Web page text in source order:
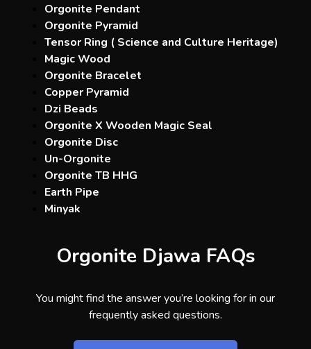
Orgonite Pendant
Orgonite Pyramid
Tensor Ring ( Science and Culture Heritage)
Magic Wood
Orgonite Bracelet
Copper Pyramid
Dzi Beads
Orgonite X Wooden Magic Seal
Orgonite Disc
Un-Orgonite
Orgonite TB HHG
Earth Pipe
Minyak
Orgonite Djawa FAQs
You might find the answer you’re looking for in our
frequently asked questions.